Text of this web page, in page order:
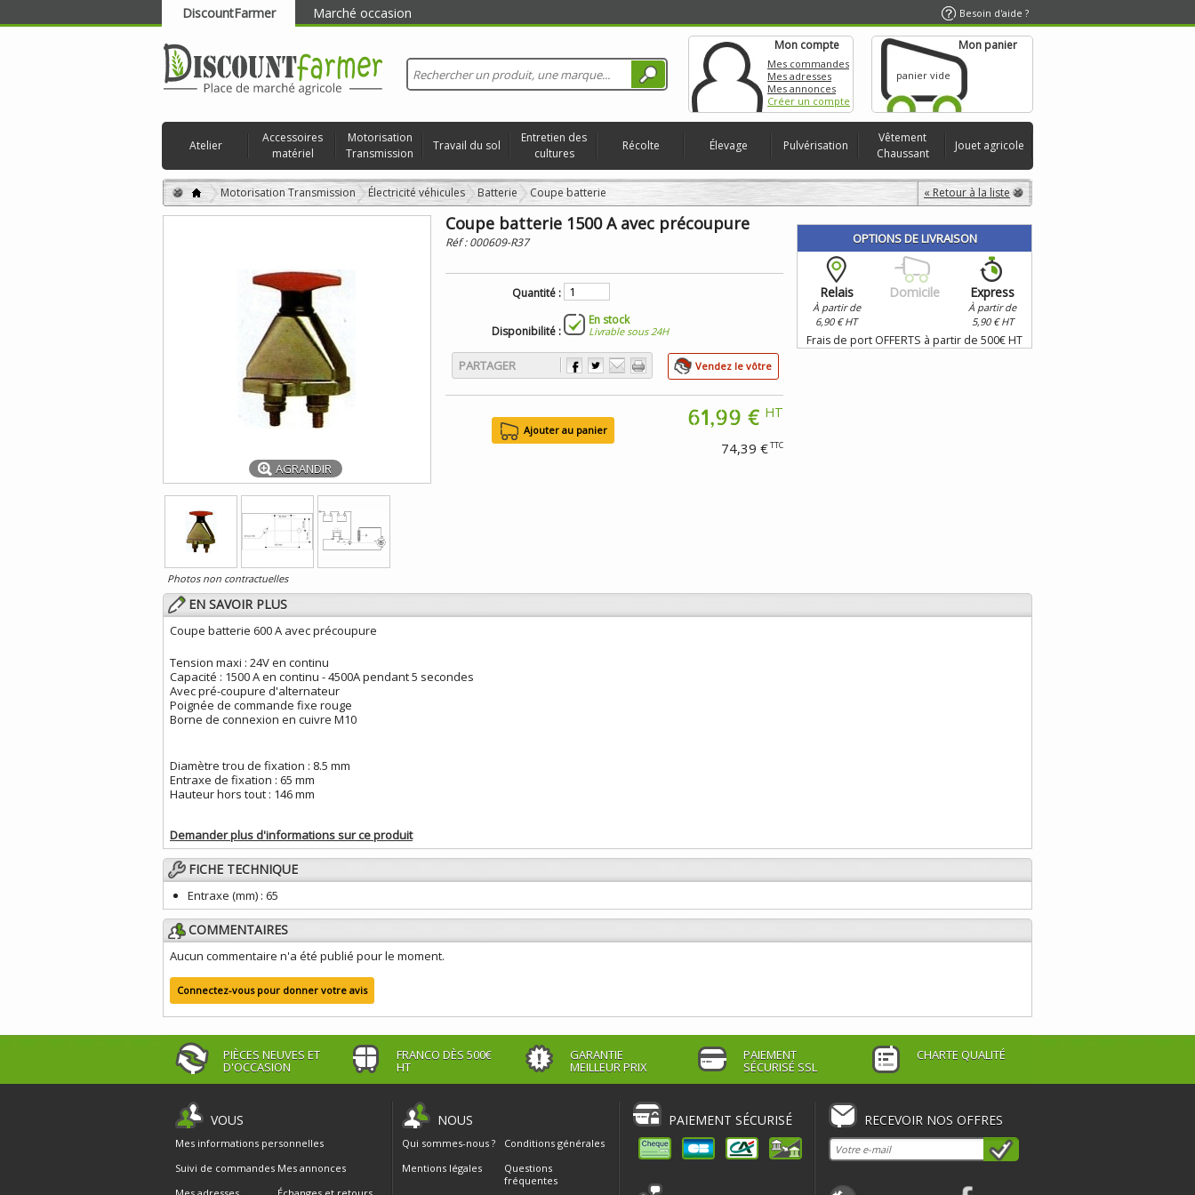
DiscountFarmer Marché occasion Besoin d'aide ?
RECHERCHER
Mon compte
Mes commandes
Mes adresses
Mes annonces
Créer un compte
Mon panier
panier vide
Atelier
Accessoires
matériel
Motorisation
Transmission
Travail du sol
Entretien des
cultures
Récolte Élevage Pulvérisation
Vêtement
Chaussant
Jouet agricole
« Retour à la liste
Motorisation Transmission Électricité véhicules Batterie Coupe batterie
AGRANDIR
Photos non contractuelles
Coupe batterie 1500 A avec précoupure
Réf :000609-R37
Quantité :
Disponibilité :
En stock
Livrable sous 24H
PARTAGER Vendez le vôtre
61,99 € HT
74,39 €TTC
OPTIONS DE LIVRAISON
Relais
À partir de
6,90 € HT
Domicile Express
À partir de
5,90 € HT
Frais de port OFFERTS à partir de 500€ HT
EN SAVOIR PLUS
Coupe batterie 600 A avec précoupure
Tension maxi : 24V en continu
Capacité : 1500 A en continu - 4500A pendant 5 secondes
Avec pré-coupure d'alternateur
Poignée de commande fixe rouge
Borne de connexion en cuivre M10
Diamètre trou de fixation : 8.5 mm
Entraxe de fixation : 65 mm
Hauteur hors tout : 146 mm
Demander plus d'informations sur ce produit
FICHE TECHNIQUE
Entraxe (mm) : 65
COMMENTAIRES
Aucun commentaire n'a été publié pour le moment.
Connectez-vous pour donner votre avis
PIÈCES NEUVES ET
D'OCCASION
FRANCO DÈS 500€
HT
GARANTIE
MEILLEUR PRIX
PAIEMENT
SÉCURISÉ SSL
CHARTE QUALITÉ
VOUS
Mes informations personnelles
Suivi de commandes Mes annonces
NOUS
Qui sommes-nous ?
Conditions générales
Mentions légales
Questions
fréquentes
PAIEMENT SÉCURISÉ RECEVOIR NOS OFFRES